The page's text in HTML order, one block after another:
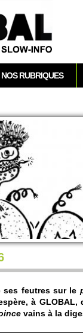
ses feutres sur le
à GLOBAL,
vains à la
RUBRIQUES